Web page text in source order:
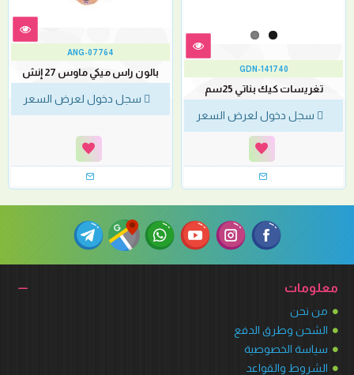
GDN-141740
تغريسات كيك بناتي 25سم
سجل دخول لعرض السعر
ANG-07764
بالون راس ميكي ماوس 27 إنش
سجل دخول لعرض السعر
معلومات
من نحن
الشحن وطرق الدفع
سياسة الخصوصية
الشروط والقواعد